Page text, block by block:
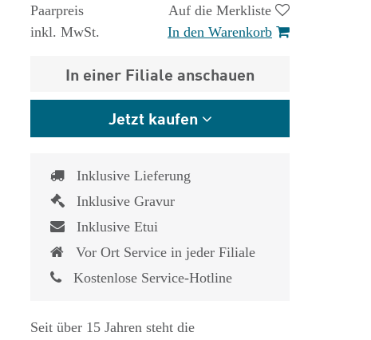
Paarpreis
inkl. MwSt.
Auf die Merkliste
In den Warenkorb
In einer Filiale anschauen
Jetzt kaufen
Inklusive Lieferung
Inklusive Gravur
Inklusive Etui
Vor Ort Service in jeder Filiale
Kostenlose Service-Hotline
Seit über 15 Jahren steht die